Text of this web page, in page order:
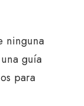
ninguna
guía
para